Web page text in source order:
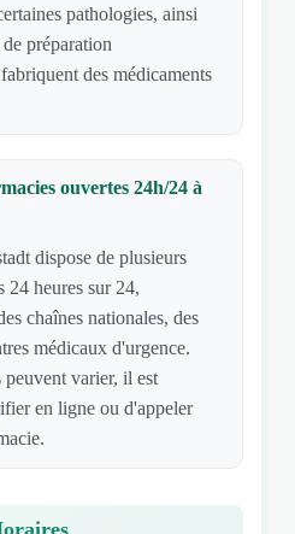
pathologies, ainsi
préparation
des médicaments
ouvertes 24h/24 à
dispose de plusieurs
24 heures sur 24,
chaînes nationales, des
médicaux d'urgence.
varier, il est
en ligne ou d'appeler